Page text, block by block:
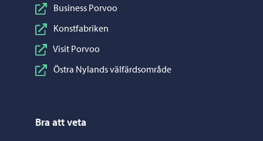
Business Porvoo
Konstfabriken
Visit Porvoo
Östra Nylands välfärdsområde
Bra att veta